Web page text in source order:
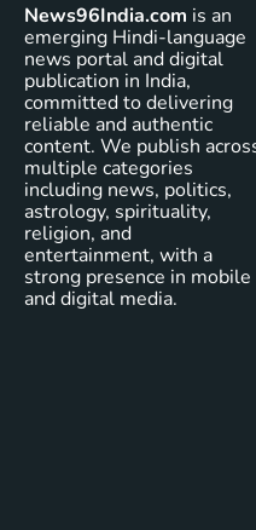
News96India.com is an
emerging Hindi-language
news portal and digital
publication in India,
committed to delivering
reliable and authentic
content. We publish
multiple categories
including news, politics,
astrology, spirituality,
religion, and
entertainment, with a
strong presence in mobile
and digital media.